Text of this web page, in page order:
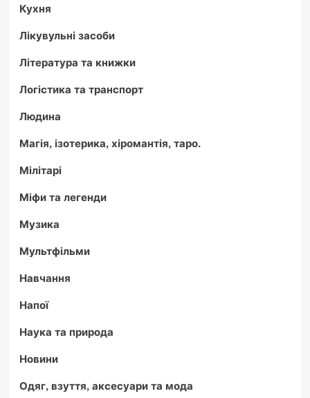
Кухня
Лікувульні засоби
Література та книжки
Логістика та транспорт
Людина
Магія, ізотерика, хіромантія, таро.
Мілітарі
Міфи та легенди
Музика
Мультфільми
Навчання
Напої
Наука та природа
Новини
Одяг, взуття, аксесуари та мода